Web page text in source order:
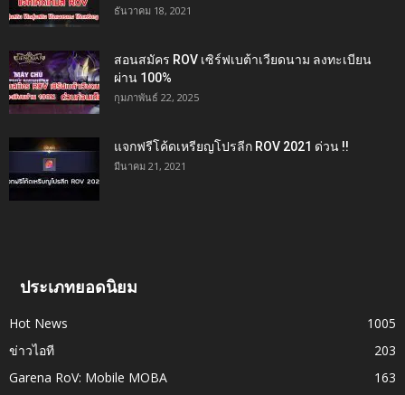
ธันวาคม 18, 2021
สอนสมัคร ROV เซิร์ฟเบต้าเวียดนาม ลงทะเบียน
ผ่าน 100%
กุมภาพันธ์ 22, 2025
แจกฟรีโค้ดเหรียญโปรลีก ROV 2021 ด่วน !!
มีนาคม 21, 2021
ประเภทยอดนิยม
Hot News
1005
ข่าวไอที
203
Garena RoV: Mobile MOBA
163